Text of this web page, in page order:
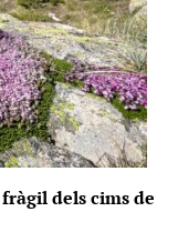
dels cims de